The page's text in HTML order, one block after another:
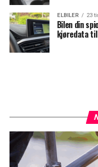
ELBILER 23
Bilen din
kjøredata